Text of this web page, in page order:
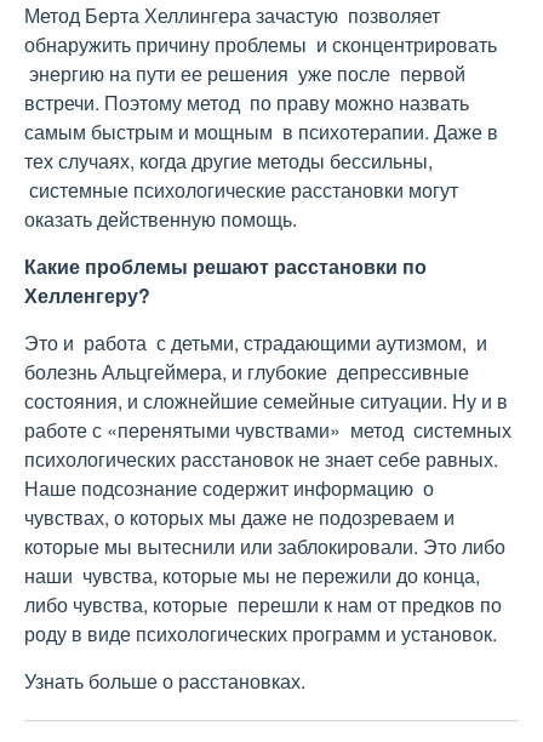
Метод Берта Хеллингера зачастую позволяет
обнаружить причину проблемы и сконцентрировать
энергию на пути ее решения уже после первой
встречи. Поэтому метод по праву можно назвать
самым быстрым и мощным в психотерапии. Даже в
тех случаях, когда другие методы бессильны,
системные психологические расстановки могут
оказать действенную помощь.
Какие проблемы решают расстановки по
Хелленгеру?
Это и работа с детьми, страдающими аутизмом, и
болезнь Альцгеймера, и глубокие депрессивные
состояния, и сложнейшие семейные ситуации. Ну и в
работе с «перенятыми чувствами» метод системных
психологических расстановок не знает себе равных.
Наше подсознание содержит информацию о
чувствах, о которых мы даже не подозреваем и
которые мы вытеснили или заблокировали. Это либо
наши чувства, которые мы не пережили до конца,
либо чувства, которые перешли к нам от предков по
роду в виде психологических программ и установок.
Узнать больше о расстановках.